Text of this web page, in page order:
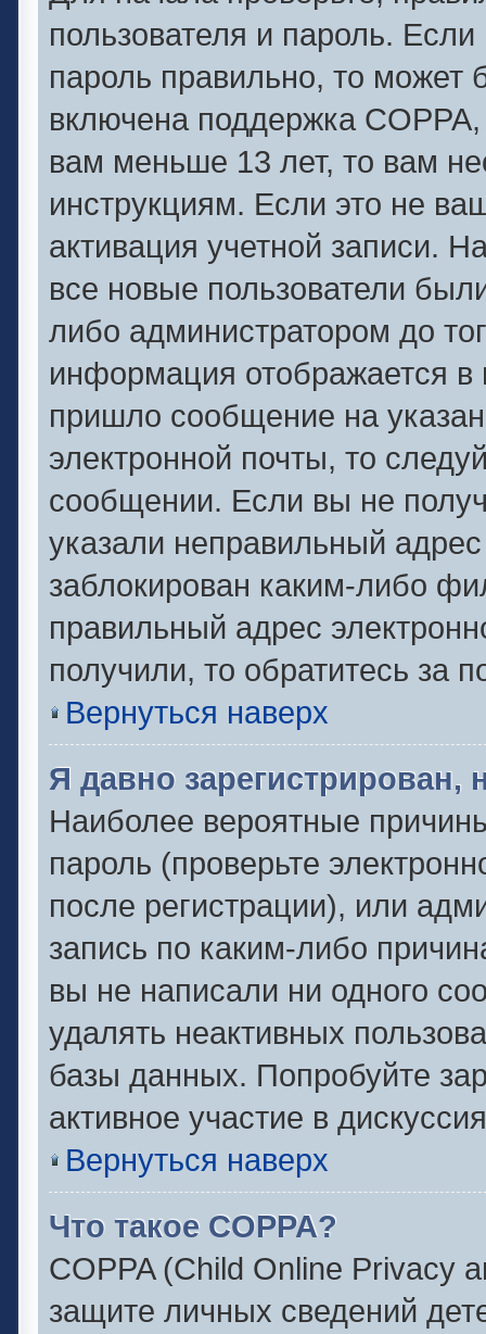
пользователя и пароль.
пароль правильно, то может
включена поддержка
вам меньше 13 лет, то вам
инструкциям. Если это не
активация учетной записи.
все новые пользователи
либо администратором до
информация отображается в
пришло сообщение на
электронной почты, то
сообщении. Если вы не
указали неправильный
заблокирован каким-либо
правильный адрес
получили, то обратитесь
Вернуться наверх
Я давно зарегистрирован,
Наиболее вероятные
пароль (проверьте
после регистрации), или
запись по каким-либо
вы не написали ни одного
удалять неактивных
базы данных. Попробуйте
активное участие в
Вернуться наверх
Что такое COPPA?
COPPA (Child Online Privacy
защите личных сведений